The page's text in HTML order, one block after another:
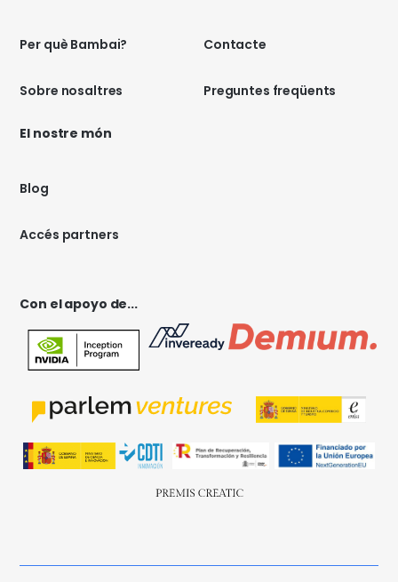
Per què Bambai?
Sobre nosaltres
Contacte
Preguntes freqüents
El nostre món
Blog
Accés partners
Con el apoyo de...